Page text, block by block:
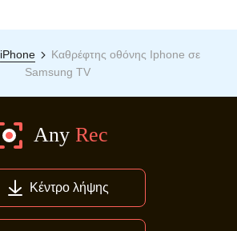
iPhone
Καθρέφτης οθόνης Iphone σε
Samsung TV
Κέντρο λήψης